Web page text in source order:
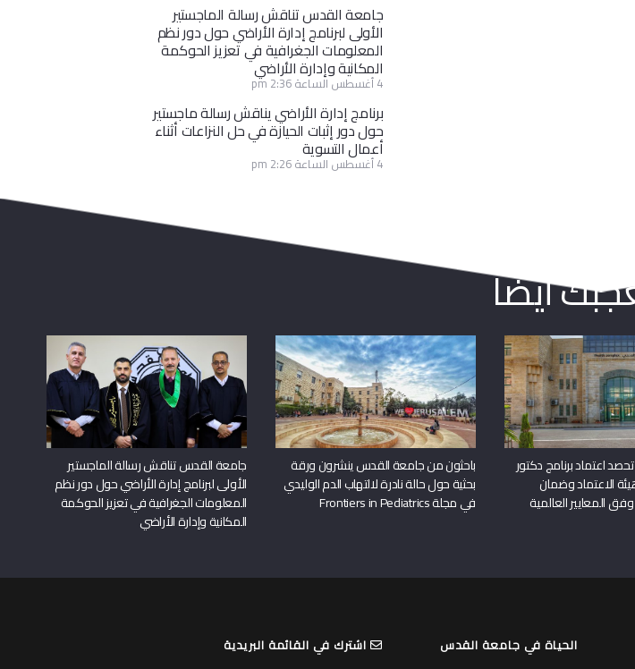
جامعة القدس تناقش رسالة الماجستير
الأولى لبرنامج إدارة الأراضي حول دور نظم
المعلومات الجغرافية في تعزيز الحوكمة
المكانية وإدارة الأراضي
4 أغسطس الساعة 2:36 pm
برنامج إدارة الأراضي يناقش رسالة ماجستير
حول دور إثبات الحيازة في حل النزاعات أثناء
أعمال التسوية
4 أغسطس الساعة 2:26 pm
أيضا
اعتماد برنامج دكتور
الاعتماد وضمان
وفق المعايير العالمية
باحثون من جامعة القدس ينشرون ورقة
بحثية حول حالة نادرة لالتهاب الدم الوليدي
في مجلة Frontiers in Pediatrics
جامعة القدس تناقش رسالة الماجستير
الأولى لبرنامج إدارة الأراضي حول دور نظم
المعلومات الجغرافية في تعزيز الحوكمة
المكانية وإدارة الأراضي
الحياة في جامعة القدس اشترك في القائمة البريدية